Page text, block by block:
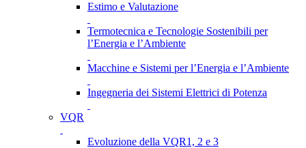
Estimo e Valutazione
Termotecnica e Tecnologie Sostenibili per
l’Energia e l’Ambiente
Macchine e Sistemi per l’Energia e l’Ambiente
Ingegneria dei Sistemi Elettrici di Potenza
VQR
Evoluzione della VQR1, 2 e 3